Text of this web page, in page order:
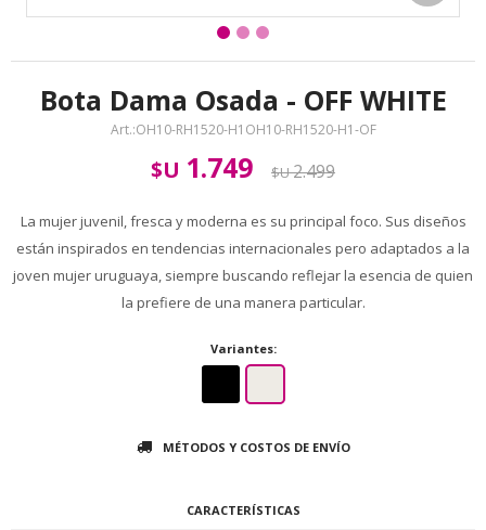
Bota Dama Osada - OFF WHITE
OH10-RH1520-H1OH10-RH1520-H1-OF
$U 1.749 $U2.499
La mujer juvenil, fresca y moderna es su principal foco. Sus diseños
están inspirados en tendencias internacionales pero adaptados a la
joven mujer uruguaya, siempre buscando reflejar la esencia de quien
la prefiere de una manera particular.
Variantes:
MÉTODOS Y COSTOS DE ENVÍO
CARACTERÍSTICAS